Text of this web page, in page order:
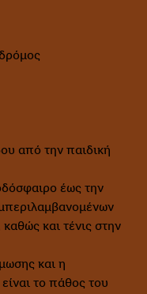
από την παιδική
έως την
και τένις στην
και η
το πάθος του